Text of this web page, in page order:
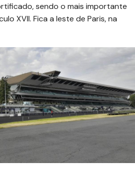
sendo o mais importante
XVII. Fica a leste de Paris, na